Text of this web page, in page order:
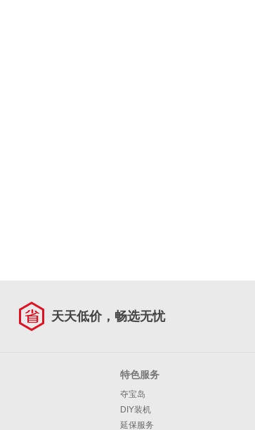
天天低价，畅选无忧
特色服务
夺宝岛
DIY装机
延保服务